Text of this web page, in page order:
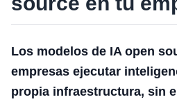
Los modelos de IA open
empresas ejecutar
propia infraestructura, sin